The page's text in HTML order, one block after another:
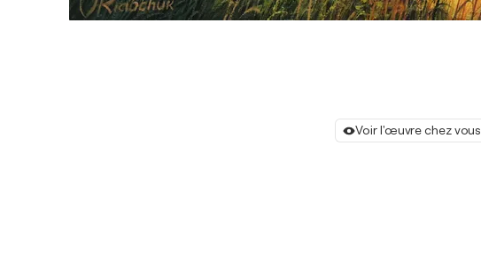
Voir l'œuvre chez vous